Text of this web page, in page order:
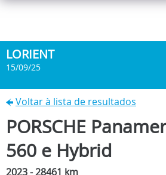
LORIENT
15/09/25
Voltar à lista de resultados
PORSCHE
560 e Hybrid
2023 - 28461 km